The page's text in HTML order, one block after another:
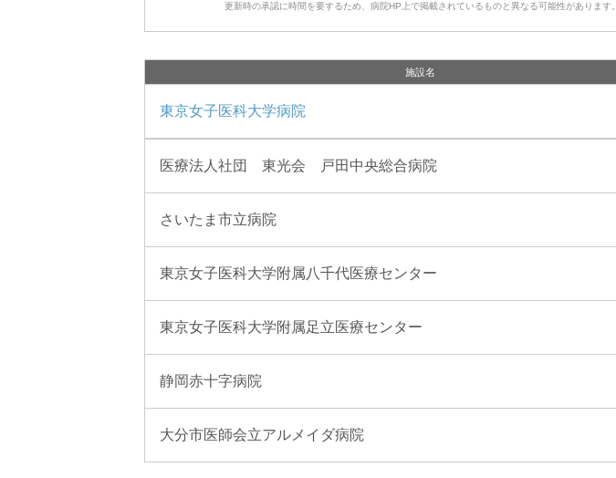
更新時の承認に時間を要するため、病院HP上で掲載されているものと異なる可能性があります。
施設名
東京女子医科大学病院
医療法人社団 東光会 戸田中央総合病院
さいたま市立病院
東京女子医科大学附属八千代医療センター
東京女子医科大学附属足立医療センター
静岡赤十字病院
大分市医師会立アルメイダ病院